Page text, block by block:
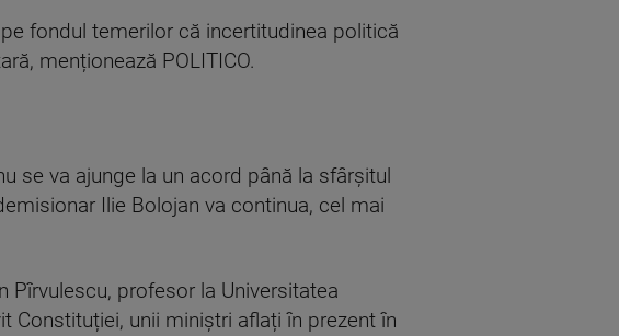
fondul temerilor că incertitudinea politică
menționează POLITICO.
se va ajunge la un acord până la sfârșitul
Ilie Bolojan va continua, cel mai
Pîrvulescu, profesor la Universitatea
Constituției, unii miniștri aflați în prezent în